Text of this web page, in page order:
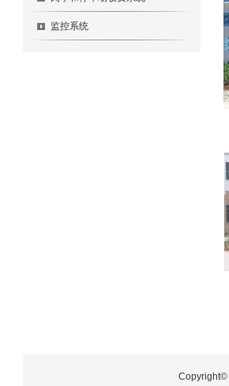
监控系统
Copyright©